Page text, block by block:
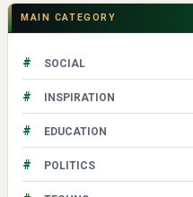
MAIN CATEGORY
# SOCIAL
# INSPIRATION
# EDUCATION
# POLITICS